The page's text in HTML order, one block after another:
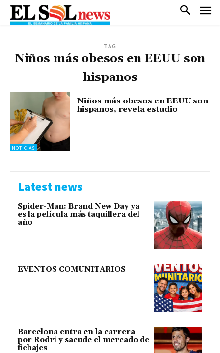
TAG
Niños más obesos en EEUU son
hispanos
NOTICIAS
Niños más obesos en EEUU son
hispanos, revela estudio
Latest news
Spider-Man: Brand New Day ya
es la película más taquillera del
año
EVENTOS COMUNITARIOS
Barcelona entra en la carrera
por Rodri y sacude el mercado de
fichajes